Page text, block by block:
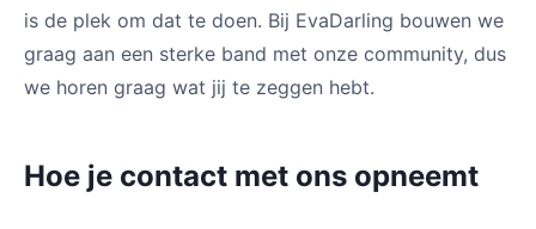
is de plek om dat te doen. Bij EvaDarling bouwen we
graag aan een sterke band met onze community, dus
we horen graag wat jij te zeggen hebt.
Hoe je contact met ons opneemt